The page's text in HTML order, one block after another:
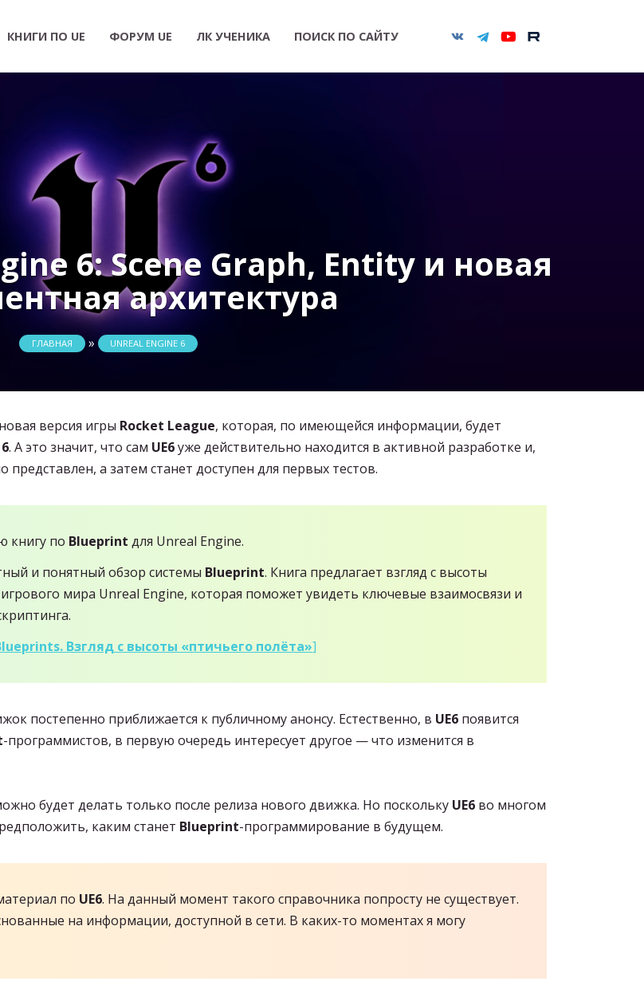
КНИГИ ПО UE ФОРУМ UE ЛК УЧЕНИКА ПОИСК ПО САЙТУ
6: Scene Graph, Entity и новая
архитектура
ГЛАВНАЯ » UNREAL ENGINE 6
версия игры Rocket League, которая, по имеющейся информации, будет
. А это значит, что сам UE6уже действительно находится в активной разработке и,
а затем станет доступен для первых тестов.
книгу по Blueprint для Unreal Engine.
и понятный обзор системы Blueprint. Книга предлагает взгляд с высоты
мира Unreal Engine, которая поможет увидеть ключевые взаимосвязи и
Взгляд с высоты «птичьего полёта»]
постепенно приближается к публичному анонсу. Естественно, в UE6 появится
-программистов, в первую очередь интересует другое — что изменится в
будет делать только после релиза нового движка. Но поскольку UE6 во многом
каким станет Blueprint-программирование в будущем.
по UE6. На данный момент такого справочника попросту не существует.
на информации, доступной в сети. В каких-то моментах я могу